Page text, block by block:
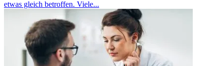
etwas gleich betroffen. Viele...